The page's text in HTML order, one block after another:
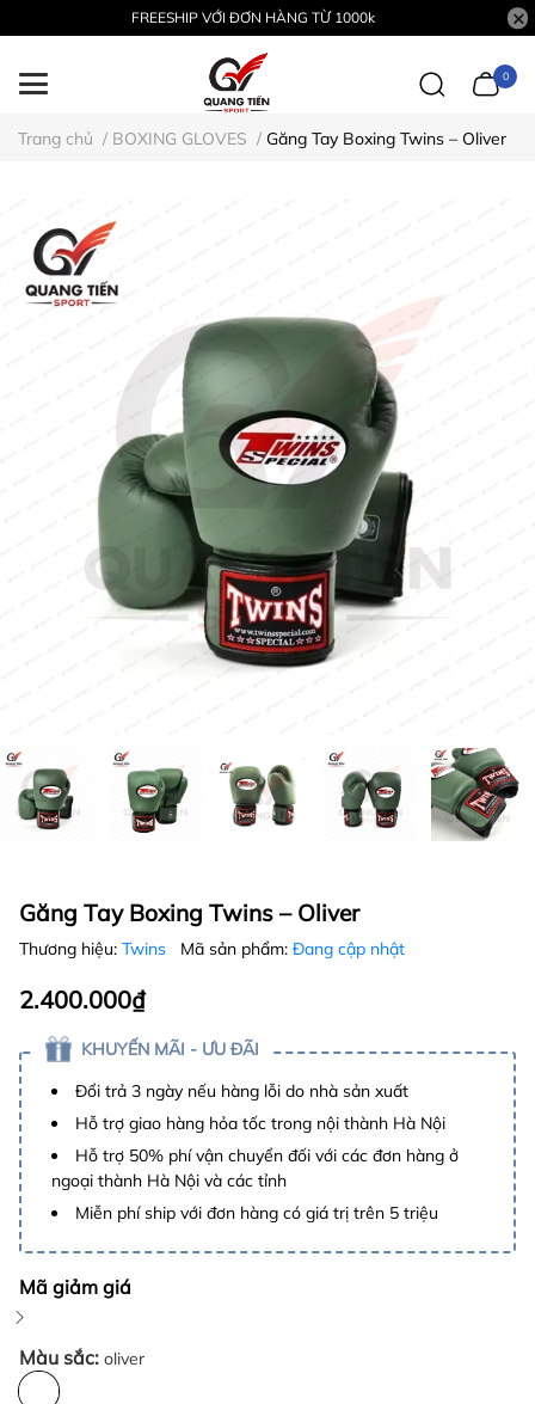
FREESHIP VỚI ĐƠN HÀNG TỪ 1000k
0
Trang chủ / BOXING GLOVES / Găng Tay Boxing Twins – Oliver
Găng Tay Boxing Twins – Oliver
Thương hiệu: Twins Mã sản phẩm: Đang cập nhật
2.400.000₫
KHUYẾN MÃI - ƯU ĐÃI
Đổi trả 3 ngày nếu hàng lỗi do nhà sản xuất
Hỗ trợ giao hàng hỏa tốc trong nội thành Hà Nội
Hỗ trợ 50% phí vận chuyển đối với các đơn hàng ở
ngoại thành Hà Nội và các tỉnh
Miễn phí ship với đơn hàng có giá trị trên 5 triệu
Mã giảm giá
Màu sắc: oliver